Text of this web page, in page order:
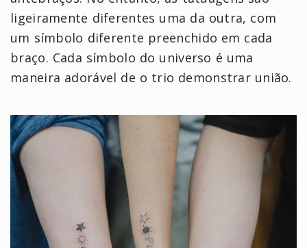
ligeiramente diferentes uma da outra, com
um símbolo diferente preenchido em cada
braço. Cada símbolo do universo é uma
maneira adorável de o trio demonstrar união.